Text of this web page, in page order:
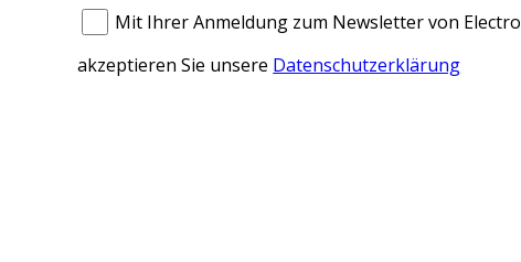
Mit Ihrer Anmeldung zum Newsletter von
akzeptieren Sie unsere Datenschutzerklärung